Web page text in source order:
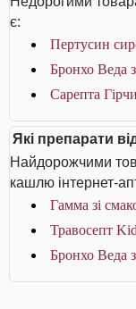
є:
Пертусин
Бронхо Веда
Сарепта
Які препарати
Найдорожчими
кашлю інтернет-
Гамма зі
Травосепт
Бронхо Веда